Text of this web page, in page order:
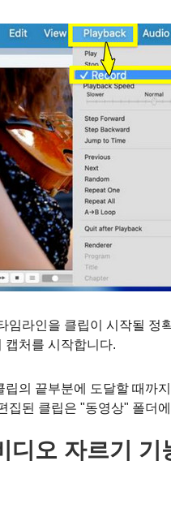
임라인을 클립이 시작될 정
캡처를 시작합니다.
립의 끝부분에 도달할 때까
집된 클립은 "동영상" 폴더
디오 자르기 기